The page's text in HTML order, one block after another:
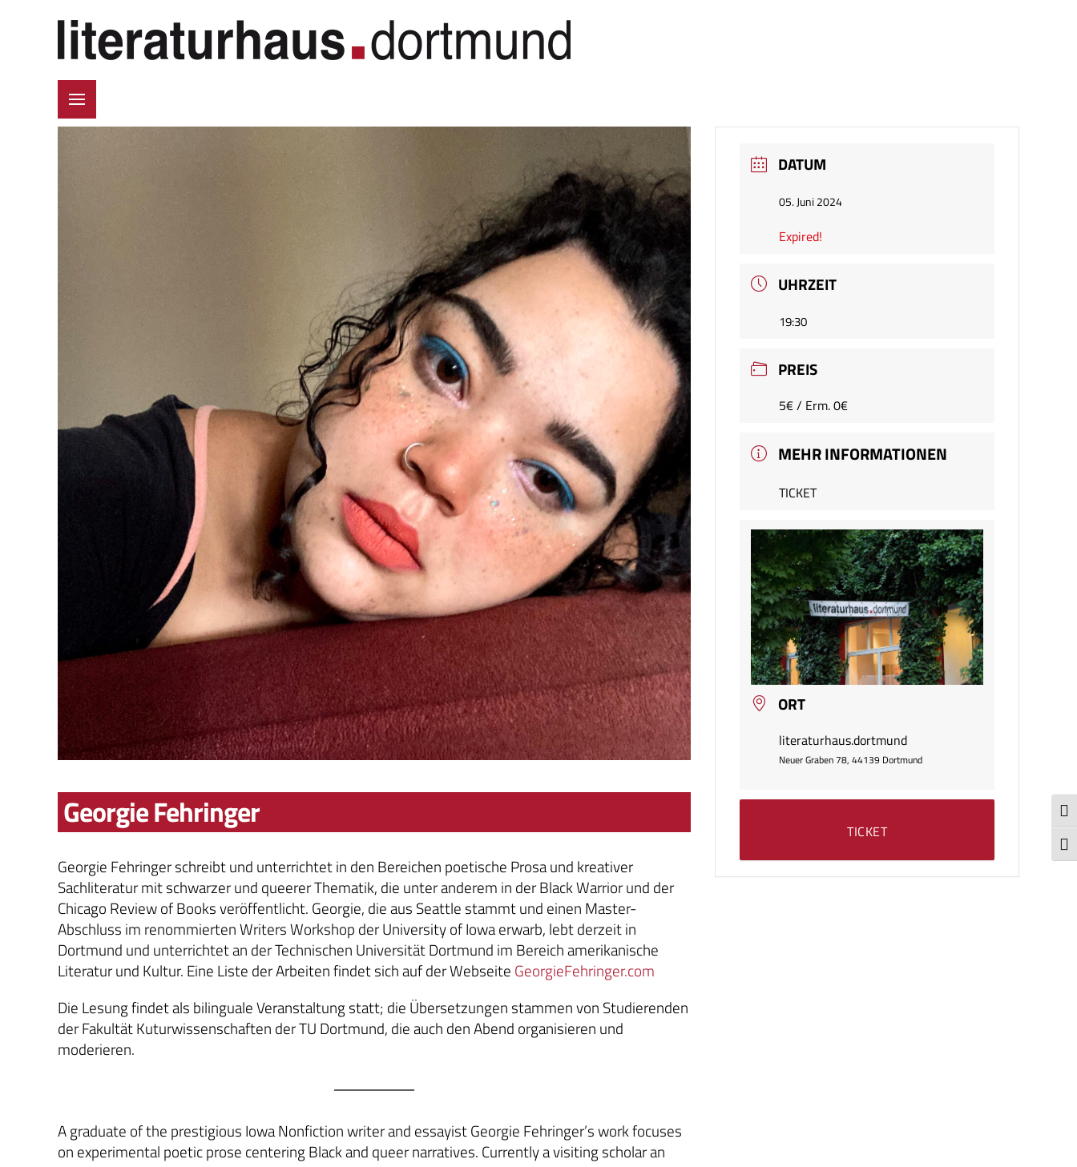
Georgie Fehringer
Georgie Fehringer schreibt und unterrichtet in den Bereichen poetische Prosa und kreativer
Sachliteratur mit schwarzer und queerer Thematik, die unter anderem in der Black Warrior und der
Chicago Review of Books veröffentlicht. Georgie, die aus Seattle stammt und einen Master-
Abschluss im renommierten Writers Workshop der University of Iowa erwarb, lebt derzeit in
Dortmund und unterrichtet an der Technischen Universität Dortmund im Bereich amerikanische
Literatur und Kultur. Eine Liste der Arbeiten findet sich auf der Webseite GeorgieFehringer.com
Die Lesung findet als bilinguale Veranstaltung statt; die Übersetzungen stammen von Studierenden
der Fakultät Kuturwissenschaften der TU Dortmund, die auch den Abend organisieren und
moderieren.
A graduate of the prestigious Iowa Nonfiction writer and essayist Georgie Fehringer’s work focuses
on experimental poetic prose centering Black and queer narratives. Currently a visiting scholar an
DATUM
05. Juni 2024
Expired!
UHRZEIT
19:30
PREIS
5€ / Erm. 0€
MEHR INFORMATIONEN
TICKET
ORT
literaturhaus.dortmund
Neuer Graben 78, 44139 Dortmund
TICKET